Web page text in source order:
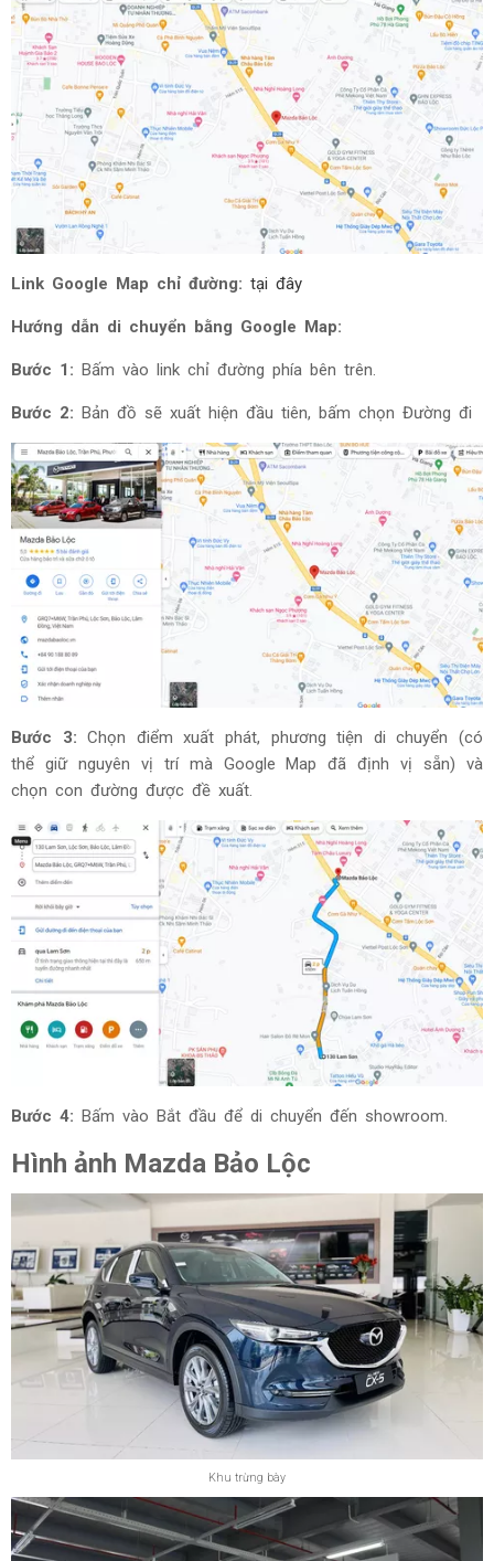
Link Google Map chỉ đường: tại đây
Hướng dẫn di chuyển bằng Google Map:
Bước 1: Bấm vào link chỉ đường phía bên trên.
Bước 2: Bản đồ sẽ xuất hiện đầu tiên, bấm chọn Đường đi
Bước 3:Chọn điểm xuất phát, phương tiện di chuyển (có
thể giữ nguyên vị trí mà Google Map đã định vị sẵn) và
chọn con đường được đề xuất.
Bước 4: Bấm vào Bắt đầu để di chuyển đến showroom.
Hình ảnh Mazda Bảo Lộc
Khu trừng bày